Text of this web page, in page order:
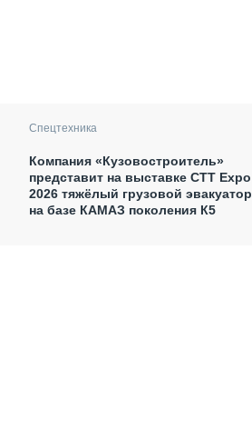
Спецтехника
Компания «Кузовостроитель»
представит на выставке CTT Expo
2026 тяжёлый грузовой эвакуатор
на базе КАМАЗ поколения К5